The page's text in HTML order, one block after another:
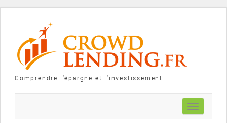
Comprendre l'épargne et l'investissement
Toggle
navigation